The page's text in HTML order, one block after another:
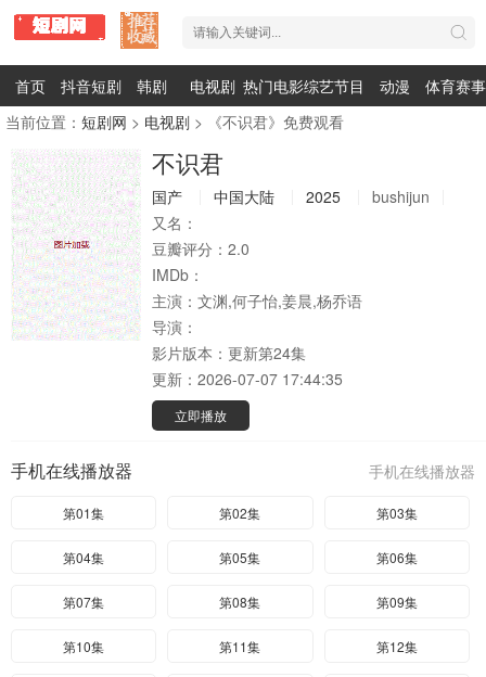
首页 抖音短剧 韩剧 电视剧 热门电影综艺节目 动漫
体育赛事
当前位置： 短剧网 > 电视剧 > 《不识君》免费观看
不识君
国产 中国大陆 2025
bushijun
又名：
豆瓣评分： 2.0
IMDb：
主演： 文渊,何子怡,姜晨,杨乔语
导演：
影片版本： 更新第24集
更新： 2026-07-07 17:44:35
立即播放
手机在线播放器
手机在线播放器
第01集 第02集 第03集
第04集 第05集 第06集
第07集 第08集 第09集
第10集 第11集 第12集